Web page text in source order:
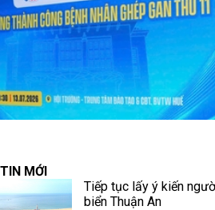
TIN MỚI
Tiếp tục lấy ý kiến
biển Thuận An